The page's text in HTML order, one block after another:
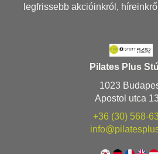
legfrissebb akcióinkról,
Pilates Plus
1023
Apostol utca
+36 (30) 568-